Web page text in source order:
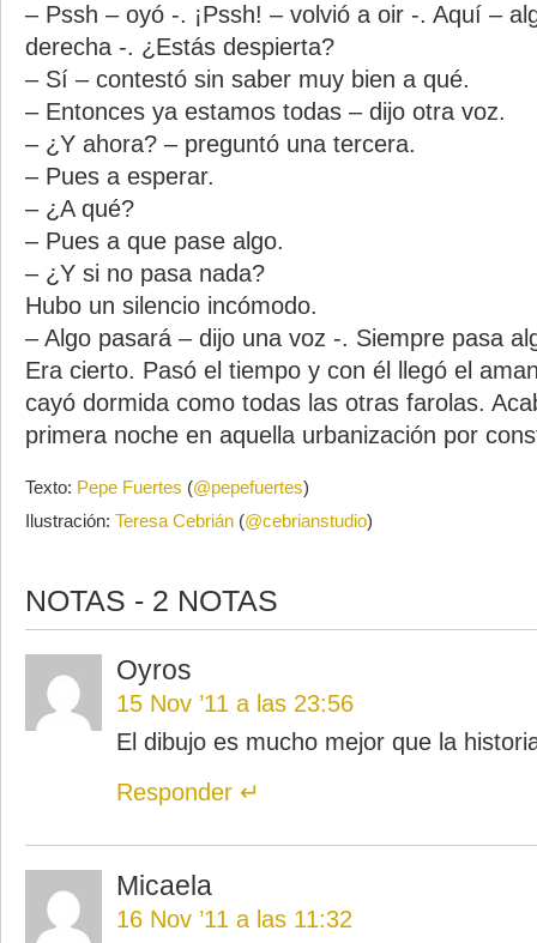
– Pssh – oyó -. ¡Pssh! – volvió a oir -. Aquí –
derecha -. ¿Estás despierta?
– Sí – contestó sin saber muy bien a qué.
– Entonces ya estamos todas – dijo otra voz.
– ¿Y ahora? – preguntó una tercera.
– Pues a esperar.
– ¿A qué?
– Pues a que pase algo.
– ¿Y si no pasa nada?
Hubo un silencio incómodo.
– Algo pasará – dijo una voz -. Siempre pasa
Era cierto. Pasó el tiempo y con él llegó el
cayó dormida como todas las otras farolas.
primera noche en aquella urbanización por
Texto: Pepe Fuertes (@pepefuertes)
Ilustración: Teresa Cebrián (@cebrianstudio)
NOTAS - 2 NOTAS
Oyros
15 Nov ’11 a las 23:56
El dibujo es mucho mejor que la
Responder
Micaela
16 Nov ’11 a las 11:32